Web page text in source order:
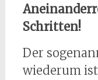
Schritten!
Der
wiederum